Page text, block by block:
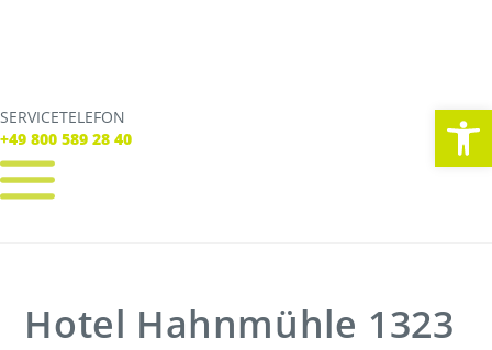
SERVICETELEFON
+49 800 589 28 40
SERVICE TELEFON
+49 800 589 28 40
Tickets
Freizeit
Hotel Hahnmühle 1323